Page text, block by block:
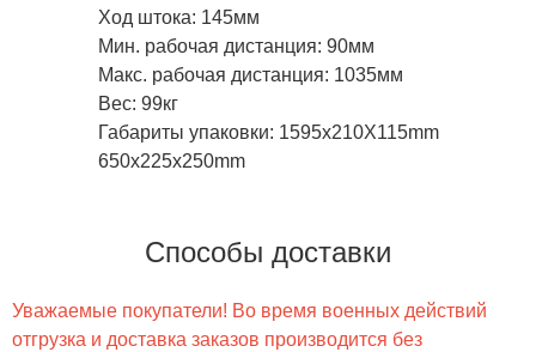
Ход штока: 145мм
Мин. рабочая дистанция: 90мм
Макс. рабочая дистанция: 1035мм
Вес: 99кг
Габариты упаковки: 1595х210X115mm
650х225х250mm
Способы доставки
Уважаемые покупатели! Во время военных действий
отгрузка и доставка заказов производится без